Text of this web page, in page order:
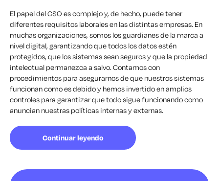
El papel del CSO es complejo y, de hecho, puede tener
diferentes requisitos laborales en las distintas empresas. En
muchas organizaciones, somos los guardianes de la marca a
nivel digital, garantizando que todos los datos estén
protegidos, que los sistemas sean seguros y que la propiedad
intelectual permanezca a salvo. Contamos con
procedimientos para asegurarnos de que nuestros sistemas
funcionan como es debido y hemos invertido en amplios
controles para garantizar que todo sigue funcionando como
anuncian nuestras políticas internas y externas.
Continuar leyendo